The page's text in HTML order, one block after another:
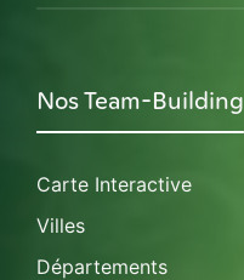
Nos Team-Building
Carte Interactive
Villes
Départements